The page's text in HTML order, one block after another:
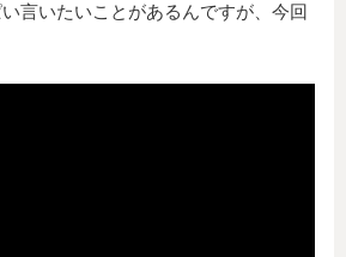
言いたいことがあるんですが、今回